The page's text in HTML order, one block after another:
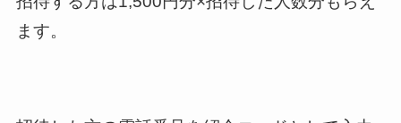
ます。